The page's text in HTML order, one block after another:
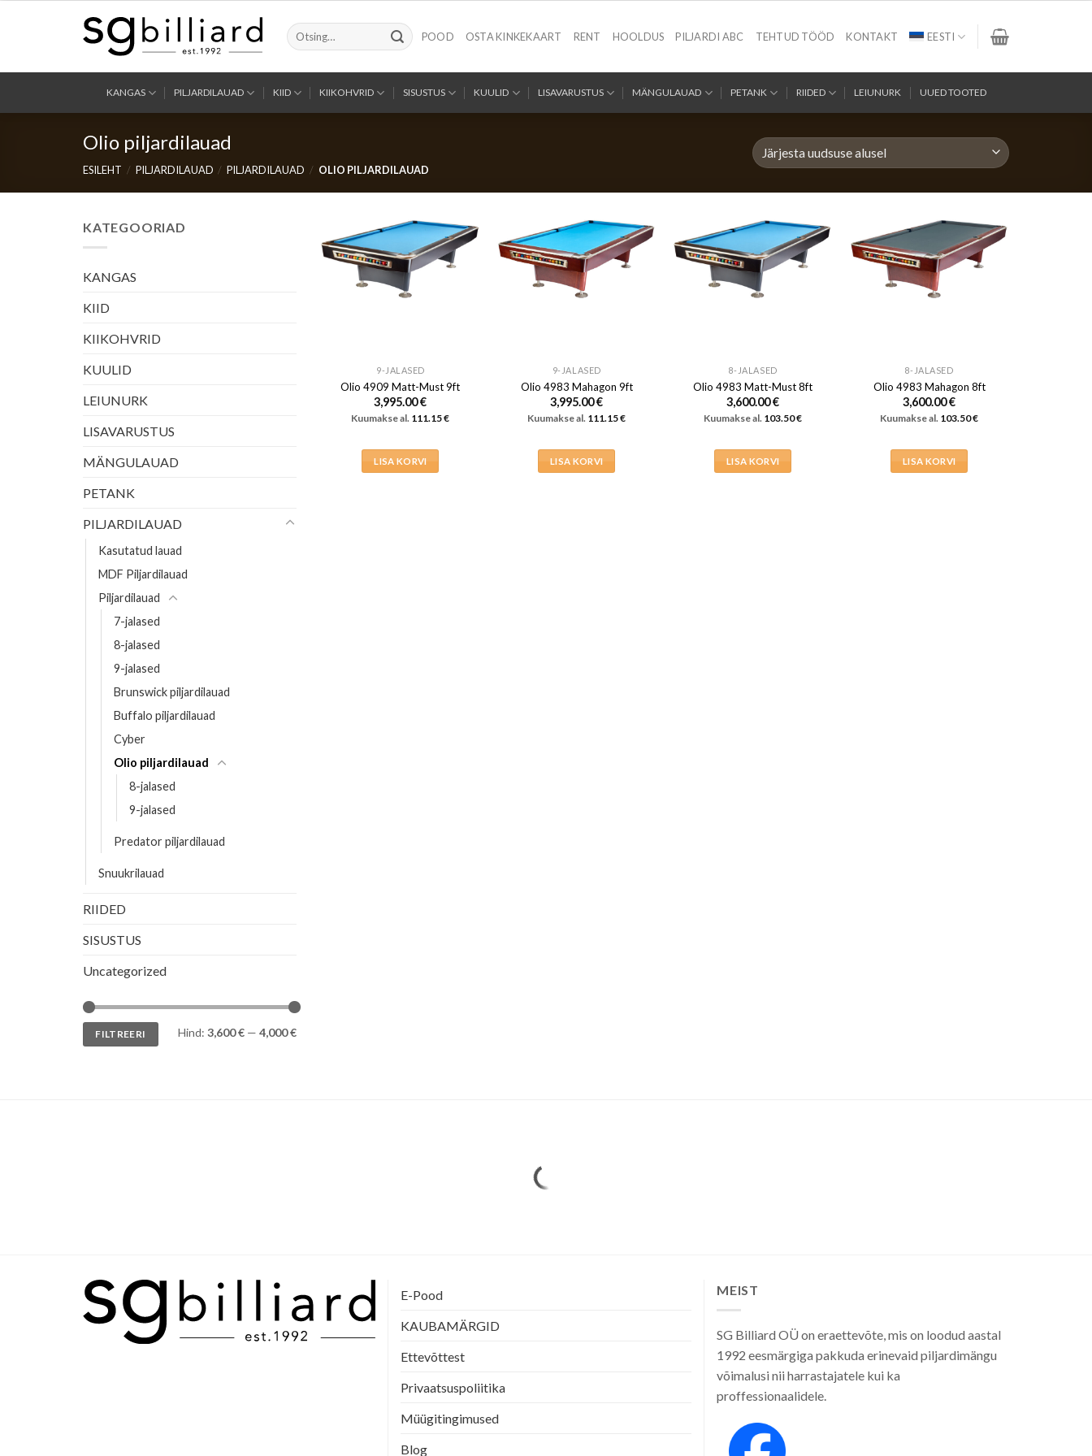
Otsi:
POOD OSTA KINKEKAART RENT HOOLDUS PILJARDI ABC TEHTUD TÖÖD KONTAKT EESTI
KANGAS PILJARDILAUAD KIID KIIKOHVRID SISUSTUS KUULID LISAVARUSTUS MÄNGULAUAD PETANK RIIDED LEIUNURK UUED TOOTED
Olio piljardilauad
ESILEHT / PILJARDILAUAD / PILJARDILAUAD / OLIO PILJARDILAUAD
KATEGOORIAD
KANGAS
KIID
KIIKOHVRID
KUULID
LEIUNURK
LISAVARUSTUS
MÄNGULAUAD
PETANK
PILJARDILAUAD
Kasutatud lauad
MDF Piljardilauad
Piljardilauad
7-jalased
8-jalased
9-jalased
Brunswick piljardilauad
Buffalo piljardilauad
Cyber
Olio piljardilauad
8-jalased
9-jalased
Predator piljardilauad
Snuukrilauad
RIIDED
SISUSTUS
Uncategorized
Minimaalne
hind
Maksimaalne
hindFILTREERI Hind: 3,600 €— 4,000 €
9-JALASED
Olio 4909 Matt-Must 9ft
3,995.00€
Kuumakse al. 111.15€
LISA KORVI
9-JALASED
Olio 4983 Mahagon 9ft
3,995.00€
Kuumakse al. 111.15€
LISA KORVI
8-JALASED
Olio 4983 Matt-Must 8ft
3,600.00€
Kuumakse al. 103.50€
LISA KORVI
8-JALASED
Olio 4983 Mahagon 8ft
3,600.00€
Kuumakse al. 103.50€
LISA KORVI
E-Pood
KAUBAMÄRGID
Ettevõttest
Privaatsuspoliitika
Müügitingimused
Blog
MEIST
SG Billiard OÜ on eraettevõte, mis on loodud aastal
1992 eesmärgiga pakkuda erinevaid piljardimängu
võimalusi nii harrastajatele kui ka
proffessionaalidele.